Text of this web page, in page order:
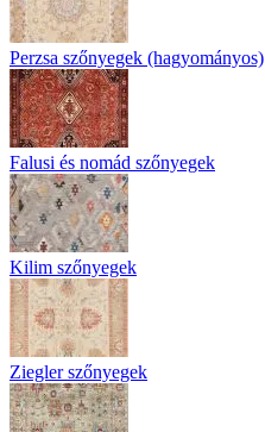
Perzsa szőnyegek (hagyományos)
Falusi és nomád szőnyegek
Kilim szőnyegek
Ziegler szőnyegek